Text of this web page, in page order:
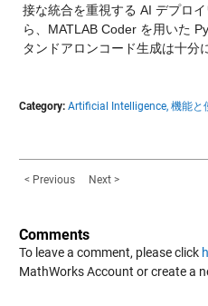
接な統合を重視する AI デプロ
ら、MATLAB Coder を用いた
タンドアロンコード生成は十分
Category: Artificial Intelligence, 機能と
< Previous Next >
Comments
To leave a comment, please click
MathWorks Account or create a